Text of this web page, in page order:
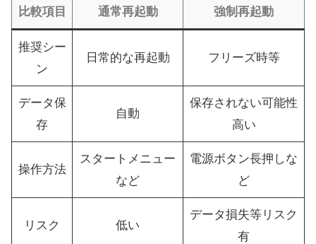
比較項目 通常再起動 強制再起動
推奨シー
ン
日常的な再起動 フリーズ時等
データ保
存
自動
保存されない可能性
高い
操作方法
スタートメニュー
など
電源ボタン長押しな
ど
リスク 低い
データ損失等リスク
有